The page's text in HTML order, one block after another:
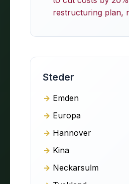
restructuring plan,
Steder
Emden
Europa
Hannover
Kina
Neckarsulm